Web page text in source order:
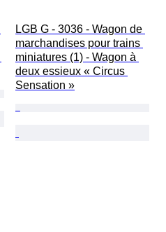
LGB G - 3036 - Wagon de
marchandises pour trains
miniatures (1) - Wagon à
deux essieux « Circus
Sensation »